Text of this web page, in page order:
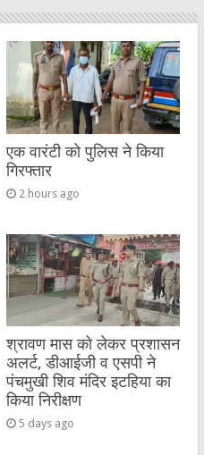
एक वारंटी को पुलिस ने किया
गिरफ्तार
2 hours ago
श्रावण मास को लेकर प्रशासन
अलर्ट, डीआईजी व एसपी ने
पंचमुखी शिव मंदिर इटहिया का
किया निरीक्षण
5 days ago